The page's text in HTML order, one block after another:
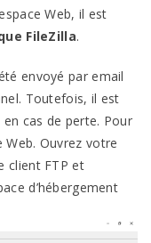
Web, il est
FileZilla.
envoyé par email
Toutefois, il est
cas de perte. Pour
Ouvrez votre
client FTP et
d’hébergement